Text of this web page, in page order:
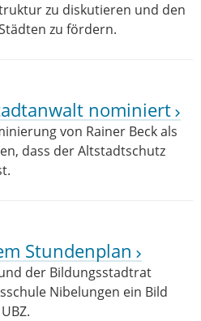
zu diskutieren und den
zu fördern.
nominiert
von Rainer Beck als
dass der Altstadtschutz
Stundenplan
der Bildungsstadtrat
Nibelungen ein Bild